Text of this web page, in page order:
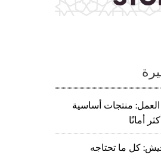
منتجات أساسية
أمانًا
كل ما تحتاجه